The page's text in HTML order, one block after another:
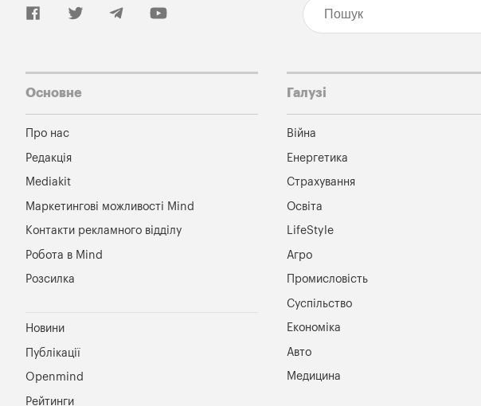
Основне
Про нас
Редакція
Mediakit
Маркетингові можливості Mind
Контакти рекламного відділу
Робота в Mind
Розсилка
Новини
Публікації
Openmind
Рейтинги
Галузі
Війна
Енергетика
Страхування
Освіта
LifeStyle
Агро
Промисловість
Суспільство
Економіка
Авто
Медицина